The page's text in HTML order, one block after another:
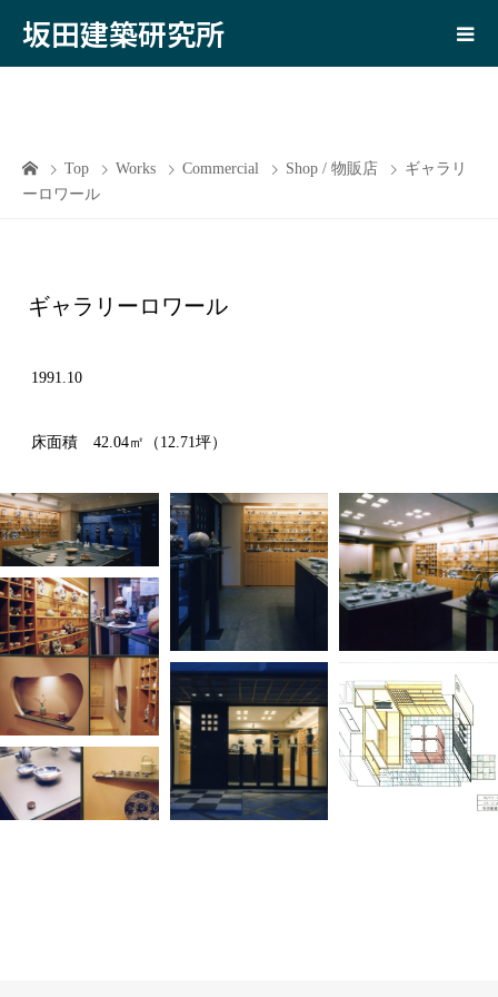
坂田建築研究所
Top Works Commercial Shop / 物販店
ギャラリ
ーロワール
ギャラリーロワール
1991.10
床面積 42.04㎡（12.71坪）